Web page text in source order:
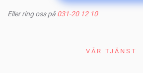
Eller ring oss på 031-20 12 10
VÅR TJÄNST